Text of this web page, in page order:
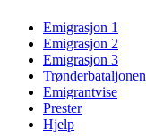
Emigrasjon 1
Emigrasjon 2
Emigrasjon 3
Trønderbataljonen
Emigrantvise
Prester
Hjelp